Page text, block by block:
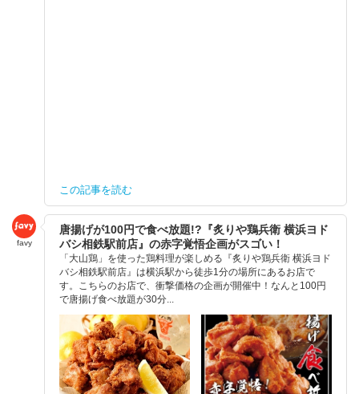
この記事を読む
favy
唐揚げが100円で食べ放題!?『炙りや鶏兵衛 横浜ヨド
バシ相鉄駅前店』の赤字覚悟企画がスゴい！
「大山鶏」を使った鶏料理が楽しめる『炙りや鶏兵衛 横浜ヨド
バシ相鉄駅前店』は横浜駅から徒歩1分の場所にあるお店で
す。こちらのお店で、衝撃価格の企画が開催中！なんと100円
で唐揚げ食べ放題が30分...